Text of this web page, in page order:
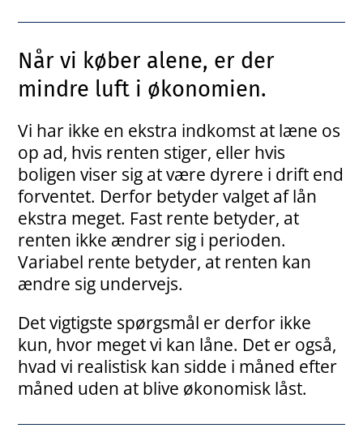
Når vi køber alene, er der
mindre luft i økonomien.
Vi har ikke en ekstra indkomst at læne os
op ad, hvis renten stiger, eller hvis
boligen viser sig at være dyrere i drift end
forventet. Derfor betyder valget af lån
ekstra meget. Fast rente betyder, at
renten ikke ændrer sig i perioden.
Variabel rente betyder, at renten kan
ændre sig undervejs.
Det vigtigste spørgsmål er derfor ikke
kun, hvor meget vi kan låne. Det er også,
hvad vi realistisk kan sidde i måned efter
måned uden at blive økonomisk låst.